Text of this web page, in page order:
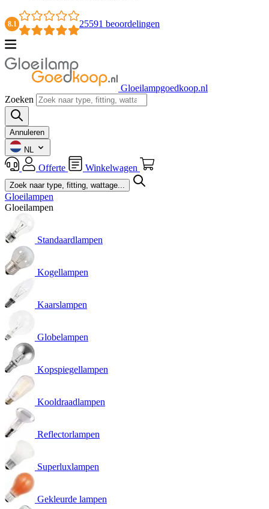
8.1 25591 beoordelingen
Gloeilampgoedkoop.nl
Zoeken
Annuleren
NL
Offerte Winkelwagen
Gloeilampen
Gloeilampen
Standaardlampen
Kogellampen
Kaarslampen
Globelampen
Kopspiegellampen
Kooldraadlampen
Reflectorlampen
Superluxlampen
Gekleurde lampen